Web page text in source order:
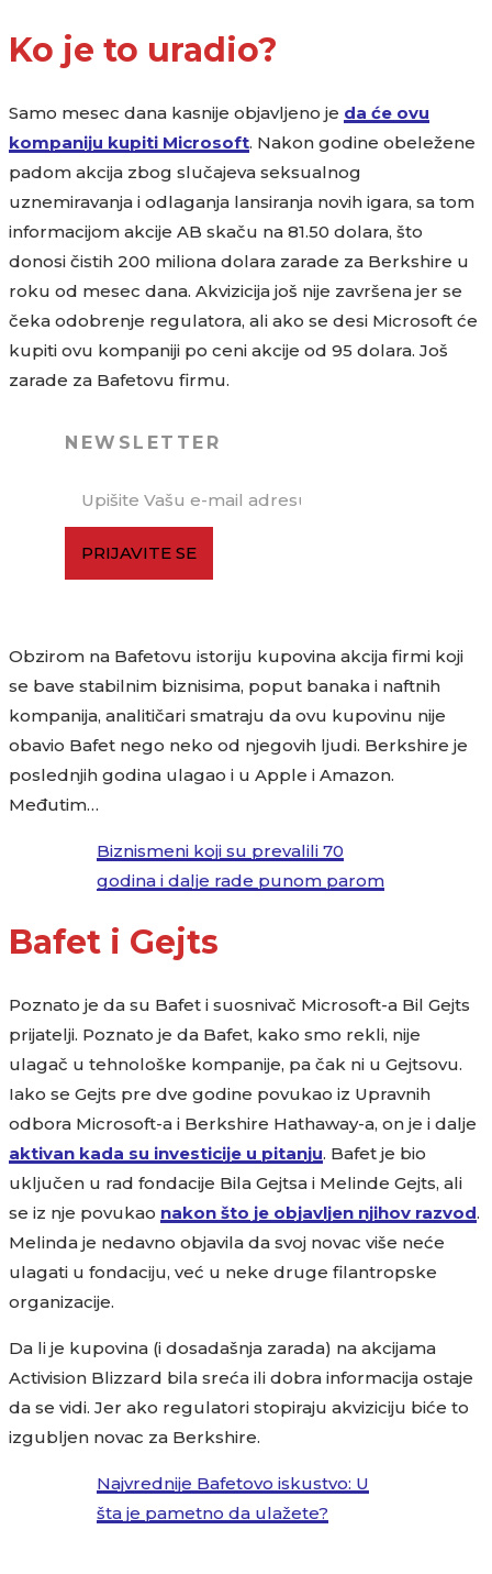
Ko je to uradio?
Samo mesec dana kasnije objavljeno je da će ovu
kompaniju kupiti Microsoft. Nakon godine obeležene
padom akcija zbog slučajeva seksualnog
uznemiravanja i odlaganja lansiranja novih igara, sa tom
informacijom akcije AB skaču na 81.50 dolara, što
donosi čistih 200 miliona dolara zarade za Berkshire u
roku od mesec dana. Akvizicija još nije završena jer se
čeka odobrenje regulatora, ali ako se desi Microsoft će
kupiti ovu kompaniji po ceni akcije od 95 dolara. Još
zarade za Bafetovu firmu.
NEWSLETTER
PRIJAVITE SE
Obzirom na Bafetovu istoriju kupovina akcija firmi koji
se bave stabilnim biznisima, poput banaka i naftnih
kompanija, analitičari smatraju da ovu kupovinu nije
obavio Bafet nego neko od njegovih ljudi. Berkshire je
poslednjih godina ulagao i u Apple i Amazon.
Međutim…
Biznismeni koji su prevalili 70
godina i dalje rade punom parom
Bafet i Gejts
Poznato je da su Bafet i suosnivač Microsoft-a Bil Gejts
prijatelji. Poznato je da Bafet, kako smo rekli, nije
ulagač u tehnološke kompanije, pa čak ni u Gejtsovu.
Iako se Gejts pre dve godine povukao iz Upravnih
odbora Microsoft-a i Berkshire Hathaway-a, on je i dalje
aktivan kada su investicije u pitanju. Bafet je bio
uključen u rad fondacije Bila Gejtsa i Melinde Gejts, ali
se iz nje povukao nakon što je objavljen njihov razvod.
Melinda je nedavno objavila da svoj novac više neće
ulagati u fondaciju, već u neke druge filantropske
organizacije.
Da li je kupovina (i dosadašnja zarada) na akcijama
Activision Blizzard bila sreća ili dobra informacija ostaje
da se vidi. Jer ako regulatori stopiraju akviziciju biće to
izgubljen novac za Berkshire.
Najvrednije Bafetovo iskustvo: U
šta je pametno da ulažete?